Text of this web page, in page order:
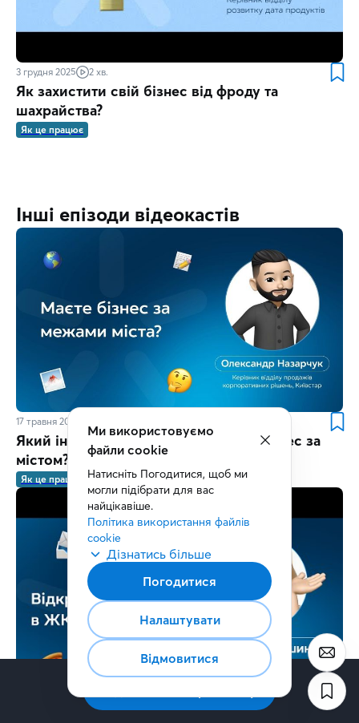
3 грудня 2025 2 хв.
Як захистити свій бізнес від фроду та
шахрайства?
Як це працює
Інші епізоди відеокастів
17 травня 2024
Який інтернет обрати, якщо маєте бізнес за
містом?
Як це працює
Ми використовуємо
файли cookie
Натисніть Погодитися, щоб ми
могли підібрати для вас
найцікавіше.
Політика використання файлів
cookie
Дізнатись більше
Погодитися
Налаштувати
Відмовитися